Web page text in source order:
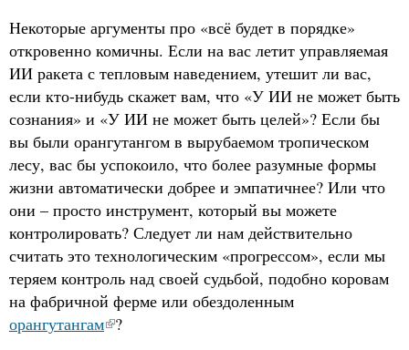
Некоторые аргументы про «всё будет в порядке»
откровенно комичны. Если на вас летит управляемая
ИИ ракета с тепловым наведением, утешит ли вас,
если кто-нибудь скажет вам, что «У ИИ не может быть
сознания» и «У ИИ не может быть целей»? Если бы
вы были орангутангом в вырубаемом тропическом
лесу, вас бы успокоило, что более разумные формы
жизни автоматически добрее и эмпатичнее? Или что
они – просто инструмент, который вы можете
контролировать? Следует ли нам действительно
считать это технологическим «прогрессом», если мы
теряем контроль над своей судьбой, подобно коровам
на фабричной ферме или обездоленным
орангутангам ?